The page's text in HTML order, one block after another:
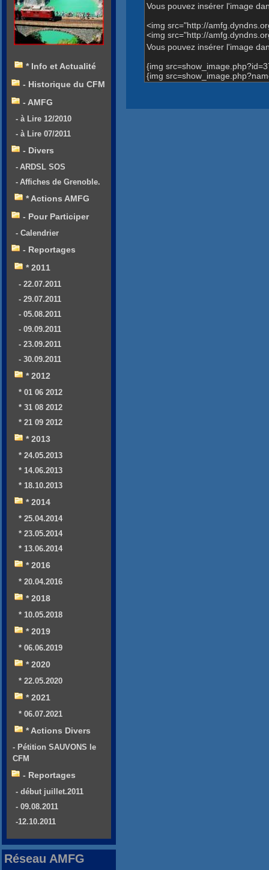
Vous pouvez insérer l'image
<img src="http://
<img src="http://
Vous pouvez insérer l'image
{img
{img
* Info et Actualité
- Historique du CFM
- AMFG
- à Lire 12/2010
- à Lire 07/2011
- Divers
- ARDSL SOS
- Affiches de Grenoble.
* Actions AMFG
- Pour Participer
- Calendrier
- Reportages
* 2011
- 22.07.2011
- 29.07.2011
- 05.08.2011
- 09.09.2011
- 23.09.2011
- 30.09.2011
* 2012
* 01 06 2012
* 31 08 2012
* 21 09 2012
* 2013
* 24.05.2013
* 14.06.2013
* 18.10.2013
* 2014
* 25.04.2014
* 23.05.2014
* 13.06.2014
* 2016
* 20.04.2016
* 2018
* 10.05.2018
* 2019
* 06.06.2019
* 2020
* 22.05.2020
* 2021
* 06.07.2021
* Actions Divers
- Pétition SAUVONS le
CFM
- Reportages
- début juillet.2011
- 09.08.2011
-12.10.2011
Réseau AMFG